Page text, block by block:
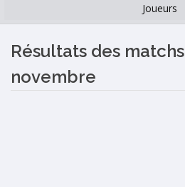
Joueurs
Résultats des
novembre